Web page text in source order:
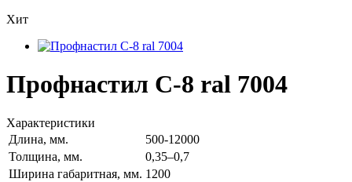
Хит
Профнастил С-8 ral 7004
Характеристики
Длина, мм.
500-12000
Толщина, мм.
0,35–0,7
Ширина габаритная, мм. 1200